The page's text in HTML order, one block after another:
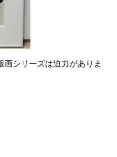
画シリーズは迫力がありま